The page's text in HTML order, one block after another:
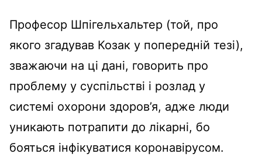
Професор Шпігельхальтер (той, про
якого згадував Козак у попередній тезі),
зважаючи на ці дані, говорить про
проблему у суспільстві і розлад у
системі охорони здоров’я, адже люди
уникають потрапити до лікарні, бо
бояться інфікуватися коронавірусом.